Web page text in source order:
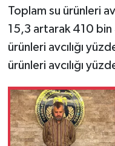
Toplam su ürünleri
15,3 artarak 410
ürünleri avcılığı
ürünleri avcılığı